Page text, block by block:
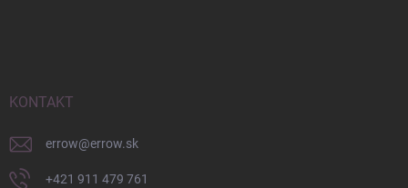
KONTAKT
errow@errow.sk
+421 911 479 761